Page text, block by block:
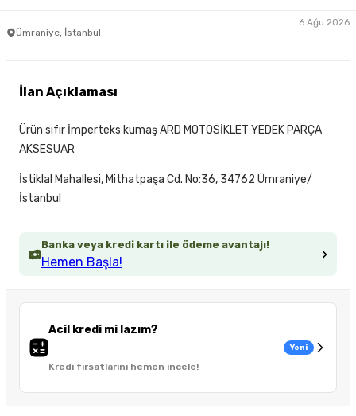
Ümraniye, İstanbul
6 Ağu 2026
Banka veya kredi kartı ile ödeme avantajı!
Hemen Başla!
Acil kredi mi lazım?
Kredi fırsatlarını hemen incele!
Yeni
İlan Açıklaması
Ürün sıfır İmperteks kumaş ARD MOTOSİKLET YEDEK PARÇA
AKSESUAR
İstiklal Mahallesi, Mithatpaşa Cd. No:36, 34762 Ümraniye/
İstanbul